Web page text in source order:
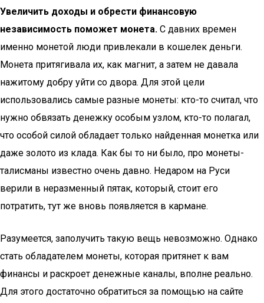
Увеличить доходы и обрести финансовую
независимость поможет монета. С давних времен
именно монетой люди привлекали в кошелек деньги.
Монета притягивала их, как магнит, а затем не давала
нажитому добру уйти со двора. Для этой цели
использовались самые разные монеты: кто-то считал, что
нужно обвязать денежку особым узлом, кто-то полагал,
что особой силой обладает только найденная монетка или
даже золото из клада. Как бы то ни было, про монеты-
талисманы известно очень давно. Недаром на Руси
верили в неразменный пятак, который, стоит его
потратить, тут же вновь появляется в кармане.
Разумеется, заполучить такую вещь невозможно. Однако
стать обладателем монеты, которая притянет к вам
финансы и раскроет денежные каналы, вполне реально.
Для этого достаточно обратиться за помощью на сайте